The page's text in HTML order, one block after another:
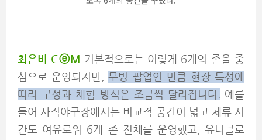
최은비 CⓔM 기본적으로는 이렇게 6개의 존을 중
심으로 운영되지만,무빙 팝업인 만큼 현장 특성에
따라 구성과 체험 방식은 조금씩 달라집니다.
예를
들어 사직야구장에서는 비교적 공간이 넓고 체류 시
간도 여유로워 6개 존 전체를 운영했고, 유니클로